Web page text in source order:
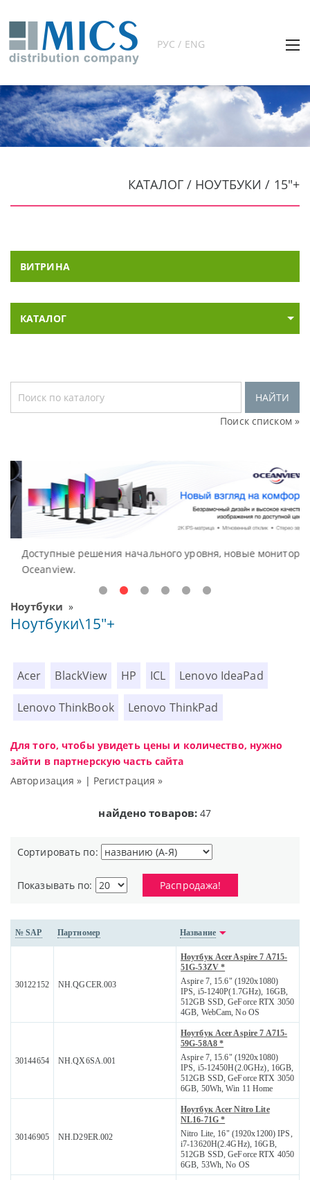
РУС / ENG
КАТАЛОГ / НОУТБУКИ / 15"+
ВИТРИНА
КАТАЛОГ
НАЙТИ
Поиск списком »
Доступные решения начального уровня, новые мониторы
Oceanview.
Ноутбуки »
Ноутбуки\15"+
Acer BlackView HP ICL Lenovo IdeaPad
Lenovo ThinkBook Lenovo ThinkPad
Для того, чтобы увидеть цены и количество, нужно
зайти в партнерскую часть сайта
Авторизация » | Регистрация »
найдено товаров: 47
Сортировать по:
Показывать по: Распродажа!
№ SAP Партномер Название
30122152 NH.QGCER.003
Ноутбук Acer Aspire 7 A715-
51G-53ZV *
Aspire 7, 15.6" (1920x1080)
IPS, i5-1240P(1.7GHz), 16GB,
512GB SSD, GeForce RTX 3050
4GB, WebCam, No OS
30144654 NH.QX6SA.001
Ноутбук Acer Aspire 7 A715-
59G-58A8 *
Aspire 7, 15.6" (1920x1080)
IPS, i5-12450H(2.0GHz), 16GB,
512GB SSD, GeForce RTX 3050
6GB, 50Wh, Win 11 Home
30146905 NH.D29ER.002
Ноутбук Acer Nitro Lite
NL16-71G *
Nitro Lite, 16" (1920x1200) IPS,
i7-13620H(2.4GHz), 16GB,
512GB SSD, GeForce RTX 4050
6GB, 53Wh, No OS